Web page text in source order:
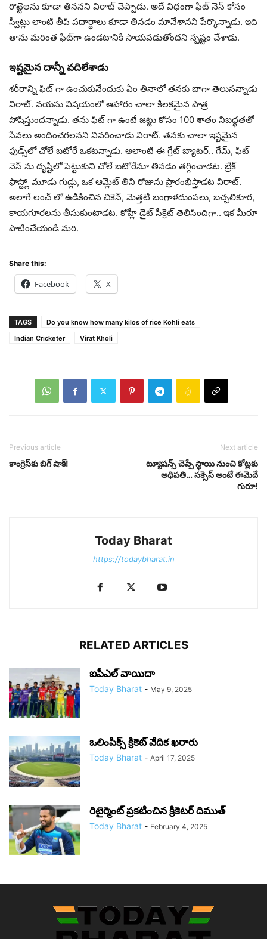
రొట్టెలను కూడా తిననని విరాట్ చెప్పాడు. అదే విధంగా ఫిట్ నెస్ కోసం
స్వీట్లు లాంటి తీపి పదార్థాలు కూడా తినడం మానేశానని పేర్కొన్నాడు. ఇది
తాను మరింత ఫిట్‌గా ఉండటానికి సాయపడుతోందని స్పష్టం చేశాడు.
ఇష్టమైన దాన్నీ వదిలేశాడు
శరీరాన్ని ఫిట్ గా ఉంచుకునేందుకు ఏం తినాలో తనకు బాగా తెలుసన్నాడు
విరాట్. వయసు విషయంలో ఆహారం చాలా కీలకమైన పాత్ర
పోషిస్తుందన్నాడు. తను ఫిట్ గా ఉంటే జట్టు కోసం 100 శాతం నిబద్ధతతో
సేవలు అందించగలనని వివరించాడు విరాట్. తనకు చాలా ఇష్టమైన
ఫుడ్స్‌లో చోలే బటోరే ఒకటన్నాడు. అలాంటి ఈ గ్రేట్ బ్యాటర్.. గేమ్, ఫిట్
నెస్ ను దృష్టిలో పెట్టుకుని చోలే బటోరేనూ తినడం తగ్గించాడట. బ్రేక్
ఫాస్ట్లో మూడు గుడ్లు, ఒక ఆమ్లెట్‌ తిని రోజును ప్రారంభిస్తాడట విరాట్.
అలాగే లంచ్ లో ఉడికించిన చికెన్, మెత్తటి బంగాళదుంపలు, బచ్చలికూర,
కాయగూరలను తీసుకుంటాడట. కోహ్లీ డైట్ సీక్రెట్ తెలిసిందిగా.. ఇక మీరూ
పాటించేయండి మరి.
Share this:
Facebook X
TAGS
Do you know how many kilos of rice Kohli eats
Indian Cricketer
Virat Kholi
Previous article
కాంగ్రెస్‌కు బిగ్ షాక్‌!
Next article
ట్యూషన్స్ చెప్పే స్థాయి నుంచి కోట్లకు
అధిపతి… సక్సెస్ అంటే ఈమెదే
గురూ!
Today Bharat
https://todaybharat.in
RELATED ARTICLES
ఐపీఎల్ వాయిదా
Today Bharat - May 9, 2025
ఒలింపిక్స్ క్రికెట్ వేదిక ఖ‌రారు
Today Bharat - April 17, 2025
రిటైర్మెంట్ ప్రకటించిన క్రికెటర్ దిముత్
Today Bharat - February 4, 2025